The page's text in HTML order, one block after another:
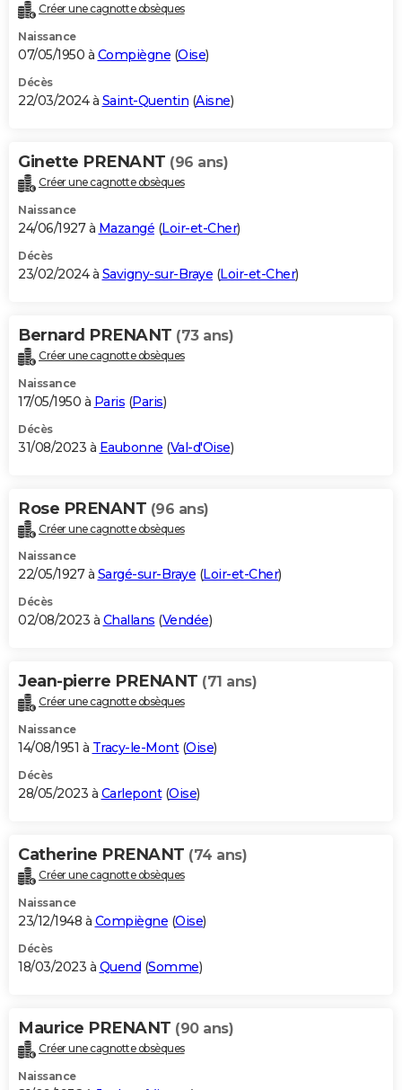
Créer une cagnotte obsèques
Naissance
07/05/1950 à Compiègne (Oise)
Décès
22/03/2024 à Saint-Quentin (Aisne)
Ginette PRENANT (96 ans)
Créer une cagnotte obsèques
Naissance
24/06/1927 à Mazangé (Loir-et-Cher)
Décès
23/02/2024 à Savigny-sur-Braye (Loir-et-Cher)
Bernard PRENANT (73 ans)
Créer une cagnotte obsèques
Naissance
17/05/1950 à Paris (Paris)
Décès
31/08/2023 à Eaubonne (Val-d'Oise)
Rose PRENANT (96 ans)
Créer une cagnotte obsèques
Naissance
22/05/1927 à Sargé-sur-Braye (Loir-et-Cher)
Décès
02/08/2023 à Challans (Vendée)
Jean-pierre PRENANT (71 ans)
Créer une cagnotte obsèques
Naissance
14/08/1951 à Tracy-le-Mont(Oise)
Décès
28/05/2023 à Carlepont(Oise)
Catherine PRENANT (74 ans)
Créer une cagnotte obsèques
Naissance
23/12/1948 à Compiègne (Oise)
Décès
18/03/2023 à Quend (Somme)
Maurice PRENANT (90 ans)
Créer une cagnotte obsèques
Naissance